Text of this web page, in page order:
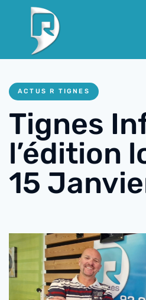
ACTUS R TIGNES
Tignes
l’édition
15